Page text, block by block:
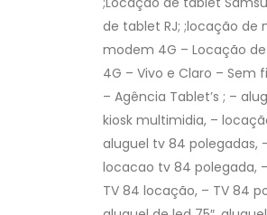
de tablet RJ; ;locação de
modem 4G – Locação de
4G – Vivo e Claro – Sem
– Agência Tablet’s ; –
kiosk multimidia, –
aluguel tv 84 polegadas,
locacao tv 84 polegada, –
TV 84 locação, – TV 84